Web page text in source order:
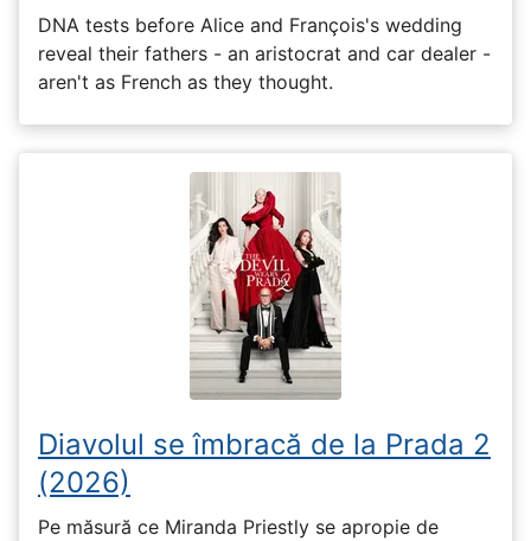
DNA tests before Alice and François's wedding
reveal their fathers - an aristocrat and car dealer -
aren't as French as they thought.
Diavolul se îmbracă de la Prada 2
(2026)
Pe măsură ce Miranda Priestly se apropie de